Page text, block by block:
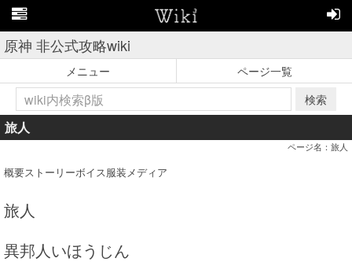
原神 非公式攻略wiki
メニュー
ページ一覧
検索
旅人
ページ名：旅人
概要ストーリーボイス服装メディア
旅人
異邦人いほうじん